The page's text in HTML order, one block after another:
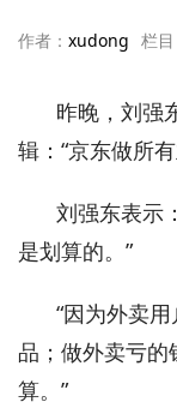
作者： xudong 栏目
昨晚，刘强
辑：“京东做所
刘强东表示
是划算的。”
“因为外卖
品；做外卖亏
算。”